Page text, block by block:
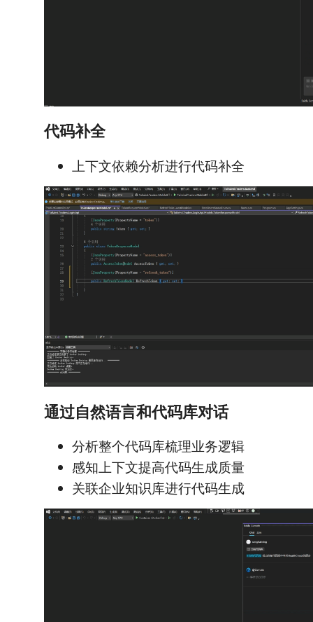
代码补全
上下文依赖分析进行代码补全
通过自然语言和代码库对话
分析整个代码库梳理业务逻辑
感知上下文提高代码生成质量
关联企业知识库进行代码生成